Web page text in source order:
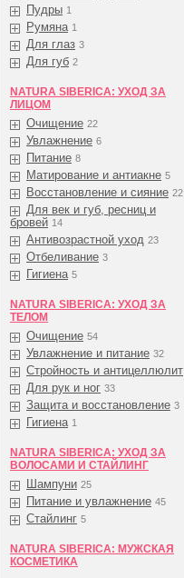
Пудры 1
Румяна 1
Для глаз 3
Для губ 2
NATURA SIBERICA: УХОД ЗА
ЛИЦОМ
Очищение 22
Увлажнение 6
Питание 8
Матирование и антиакне 5
Восстановление и сияние 22
Для век и губ, ресниц и
бровей 14
Антивозрастной уход 23
Отбеливание 3
Гигиена 5
NATURA SIBERICA: УХОД ЗА
ТЕЛОМ
Очищение 54
Увлажнение и питание 32
Стройность и антицеллюлит
Для рук и ног 33
Защита и восстановление 3
Гигиена 1
NATURA SIBERICA: УХОД ЗА
ВОЛОСАМИ И СТАЙЛИНГ
Шампуни 25
Питание и увлажнение 45
Стайлинг 5
NATURA SIBERICA: МУЖСКАЯ
КОСМЕТИКА